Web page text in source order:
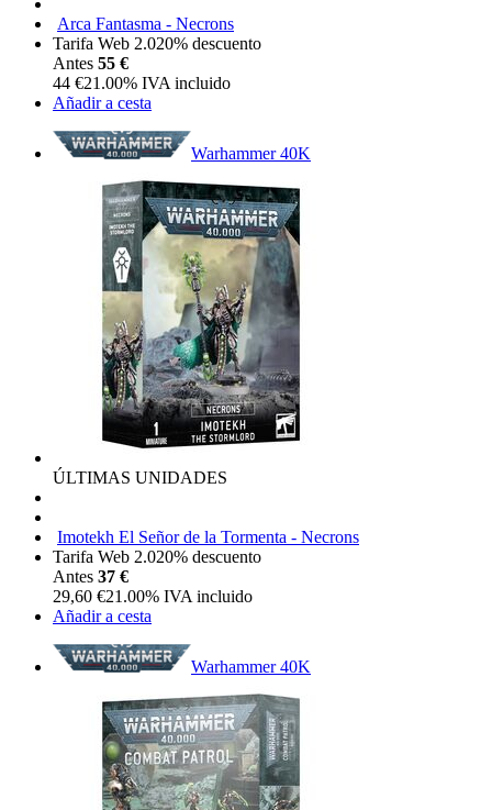
Arca Fantasma - Necrons
Tarifa Web 2.020% descuento
Antes 55 €
44 €21.00% IVA incluido
Añadir a cesta
Warhammer 40K
ÚLTIMAS UNIDADES
Imotekh El Señor de la Tormenta - Necrons
Tarifa Web 2.020% descuento
Antes 37 €
29,60 €21.00% IVA incluido
Añadir a cesta
Warhammer 40K